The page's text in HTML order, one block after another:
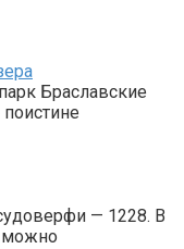
Браславские
— 1228. В
можно